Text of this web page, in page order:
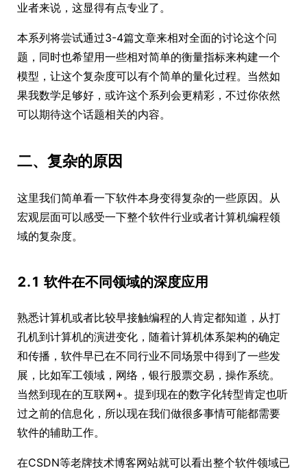
业者来说，这显得有点专业了。
本系列将尝试通过3-4篇文章来相对全面的讨论这个问
题，同时也希望用一些相对简单的衡量指标来构建一个
模型，让这个复杂度可以有个简单的量化过程。当然如
果我数学足够好，或许这个系列会更精彩，不过你依然
可以期待这个话题相关的内容。
二、复杂的原因
这里我们简单看一下软件本身变得复杂的一些原因。从
宏观层面可以感受一下整个软件行业或者计算机编程领
域的复杂度。
2.1 软件在不同领域的深度应用
熟悉计算机或者比较早接触编程的人肯定都知道，从打
孔机到计算机的演进变化，随着计算机体系架构的确定
和传播，软件早已在不同行业不同场景中得到了一些发
展，比如军工领域，网络，银行股票交易，操作系统。
当然到现在的互联网+。提到现在的数字化转型肯定也听
过之前的信息化，所以现在我们做很多事情可能都需要
软件的辅助工作。
在CSDN等老牌技术博客网站就可以看出整个软件领域已